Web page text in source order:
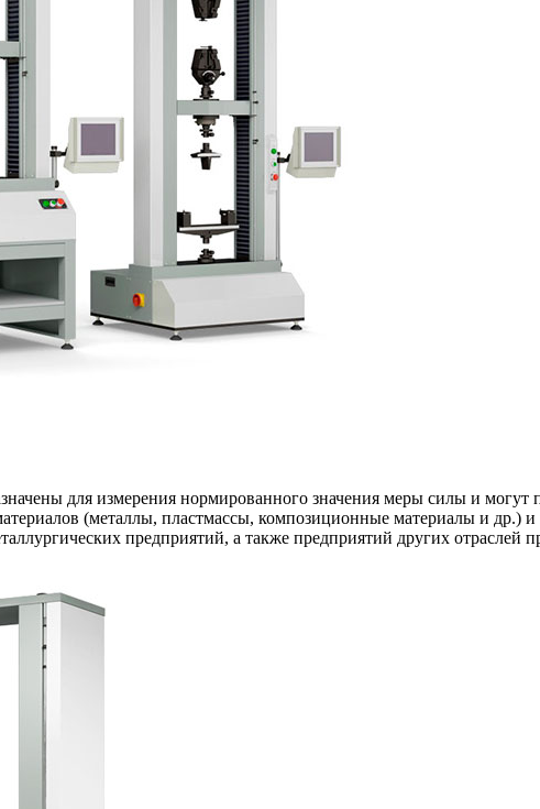
для измерения нормированного значения меры силы и могут
(металлы, пластмассы, композиционные материалы и др.)
предприятий, а также предприятий других отраслей